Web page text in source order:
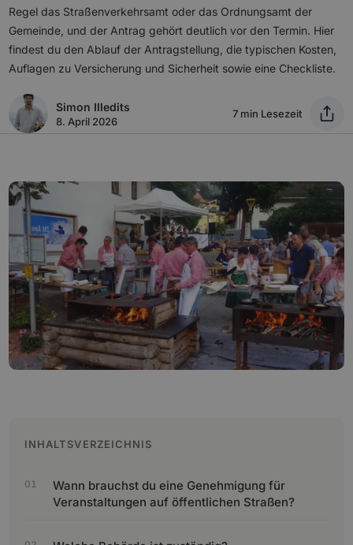
Regel das Straßenverkehrsamt oder das Ordnungsamt der
Gemeinde, und der Antrag gehört deutlich vor den Termin. Hier
findest du den Ablauf der Antragstellung, die typischen Kosten,
Auflagen zu Versicherung und Sicherheit sowie eine Checkliste.
Simon Illedits
8. April 2026
7 min Lesezeit
INHALTSVERZEICHNIS
Wann brauchst du eine Genehmigung für
Veranstaltungen auf öffentlichen Straßen?